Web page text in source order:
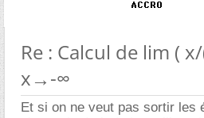
Re : Calcul de lim (
x→-∞
Et si on ne veut pas sortir les